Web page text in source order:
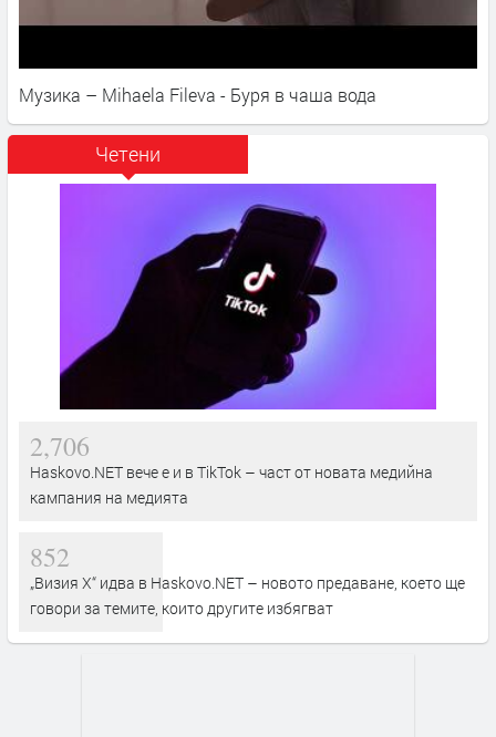
Музика – Mihaela Fileva - Буря в чаша вода
Четени
2,706
Haskovo.NET вече е и в TikTok – част от новата медийна
кампания на медията
852
„Визия Х“ идва в Haskovo.NET – новото предаване, което ще
говори за темите, които другите избягват